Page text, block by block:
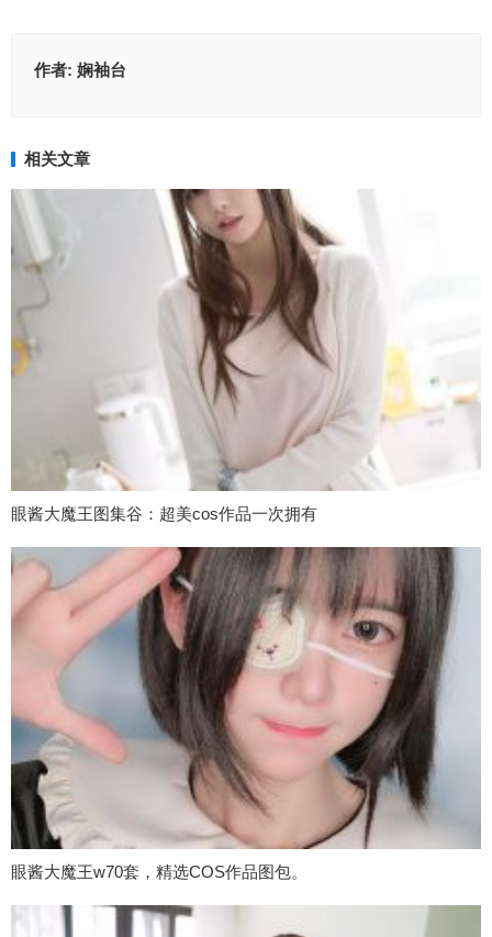
作者: 娴袖台
相关文章
眼酱大魔王图集谷：超美cos作品一次拥有
眼酱大魔王w70套，精选COS作品图包。